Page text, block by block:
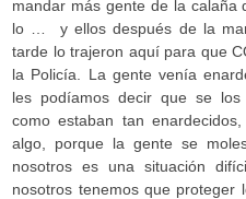
mandar más gente de la calaña
lo … y ellos después de la
tarde lo trajeron aquí para que
la Policía. La gente venía
les podíamos decir que se
como estaban tan
algo, porque la gente se
nosotros es una situación
nosotros tenemos que proteger